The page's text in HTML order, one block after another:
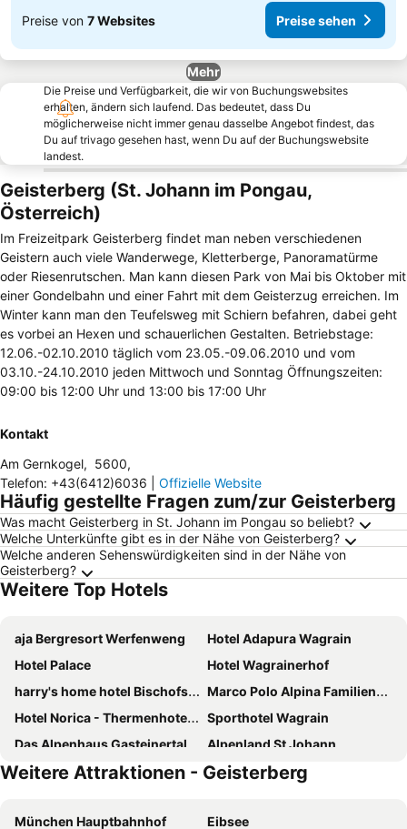
Preise von 7 Websites Preise sehen
Mehr
Die Preise und Verfügbarkeit, die wir von Buchungswebsites
erhalten, ändern sich laufend. Das bedeutet, dass Du
möglicherweise nicht immer genau dasselbe Angebot findest, das
Du auf trivago gesehen hast, wenn Du auf der Buchungswebsite
landest.
Geisterberg (St. Johann im Pongau,
Österreich)
Im Freizeitpark Geisterberg findet man neben verschiedenen
Geistern auch viele Wanderwege, Kletterberge, Panoramatürme
oder Riesenrutschen. Man kann diesen Park von Mai bis Oktober mit
einer Gondelbahn und einer Fahrt mit dem Geisterzug erreichen. Im
Winter kann man den Teufelsweg mit Schiern befahren, dabei geht
es vorbei an Hexen und schauerlichen Gestalten. Betriebstage:
12.06.-02.10.2010 täglich vom 23.05.-09.06.2010 und vom
03.10.-24.10.2010 jeden Mittwoch und Sonntag Öffnungszeiten:
09:00 bis 12:00 Uhr und 13:00 bis 17:00 Uhr
Kontakt
Am Gernkogel, 5600,
Telefon: +43(6412)6036 Offizielle Website
Häufig gestellte Fragen zum/zur Geisterberg
Was macht Geisterberg in St. Johann im Pongau so beliebt?
Welche Unterkünfte gibt es in der Nähe von Geisterberg?
Welche anderen Sehenswürdigkeiten sind in der Nähe von
Geisterberg?
Weitere Top Hotels
aja Bergresort Werfenweng
Hotel Adapura Wagrain
Hotel Palace
Hotel Wagrainerhof
harry's home hotel Bischofshofen
Marco Polo Alpina Familien- & Sporthotel
Hotel Norica - Thermenhotels Gastein mit dem Bademantel direkt in die Therme
Sporthotel Wagrain
Das Alpenhaus Gasteinertal
Alpenland St Johann
Almlust
smartHOTEL
Hotel Das Gastein
DAS EDELWEISS Salzburg Mountain Resort
Weitere Attraktionen - Geisterberg
München Hauptbahnhof
Eibsee